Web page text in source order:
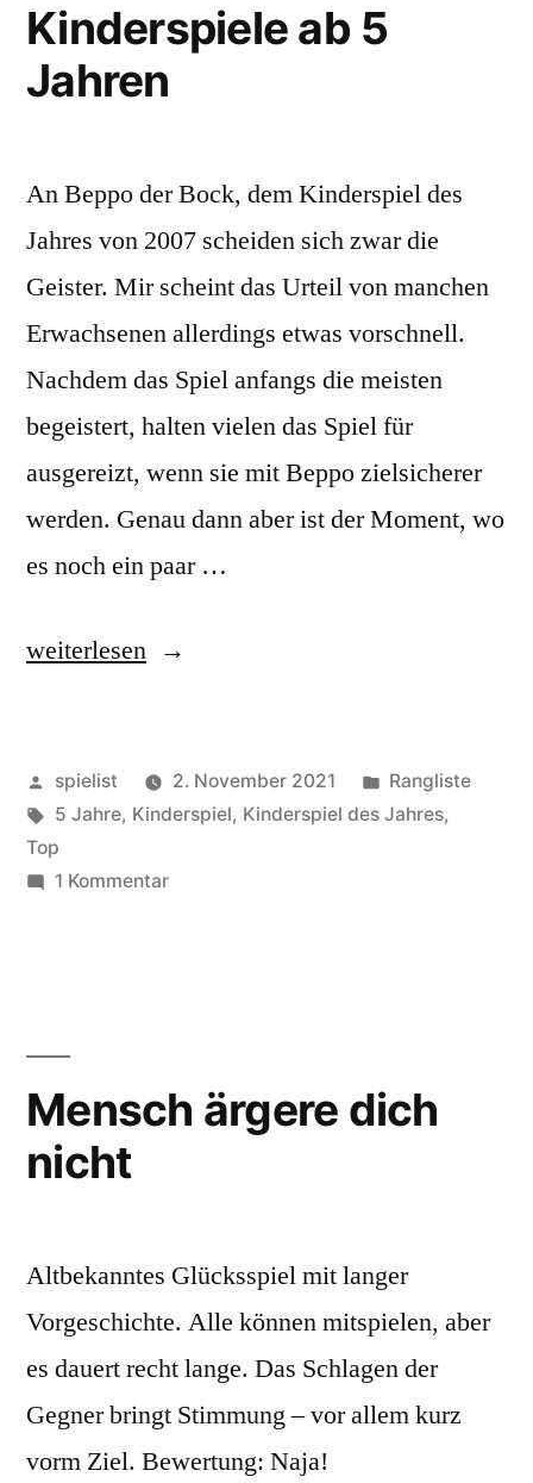
Kinderspiele ab 5
Jahren
An Beppo der Bock, dem Kinderspiel des
Jahres von 2007 scheiden sich zwar die
Geister. Mir scheint das Urteil von manchen
Erwachsenen allerdings etwas vorschnell.
Nachdem das Spiel anfangs die meisten
begeistert, halten vielen das Spiel für
ausgereizt, wenn sie mit Beppo zielsicherer
werden. Genau dann aber ist der Moment, wo
es noch ein paar …
„Kinderspiele
Jahren“
weiterlesen
Veröffentlicht
von
spielist 2. November 2021
Veröffentlicht
in
Rangliste
Schlagwörter:
5 Jahre, Kinderspiel, Kinderspiel des Jahres,
Top
1 Kommentarzu
Mensch ärgere dich
nicht
Altbekanntes Glücksspiel mit langer
Vorgeschichte. Alle können mitspielen, aber
es dauert recht lange. Das Schlagen der
Gegner bringt Stimmung – vor allem kurz
vorm Ziel. Bewertung: Naja!